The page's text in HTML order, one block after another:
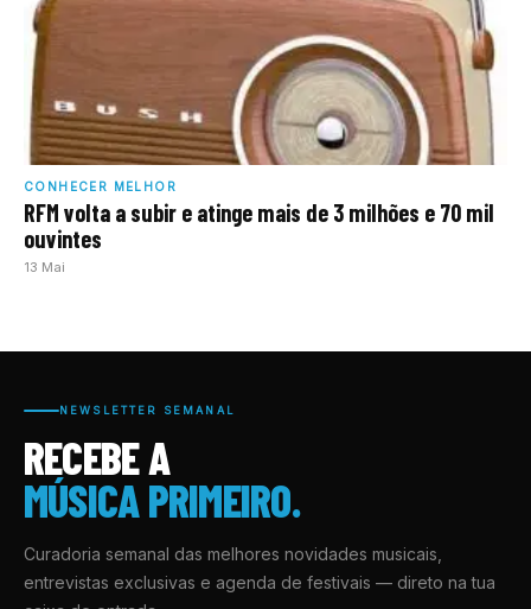
CONHECER MELHOR
RFM volta a subir e atinge mais de 3 milhões e 70 mil
ouvintes
13 Mai
NEWSLETTER SEMANAL
RECEBE A
MÚSICA PRIMEIRO.
Curadoria semanal das melhores novidades musicais,
entrevistas exclusivas e agenda de festivais — direto na tua